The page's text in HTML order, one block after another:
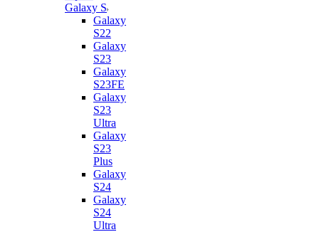
Galaxy S
Galaxy
S22
Galaxy
S23
Galaxy
S23FE
Galaxy
S23
Ultra
Galaxy
S23
Plus
Galaxy
S24
Galaxy
S24
Ultra